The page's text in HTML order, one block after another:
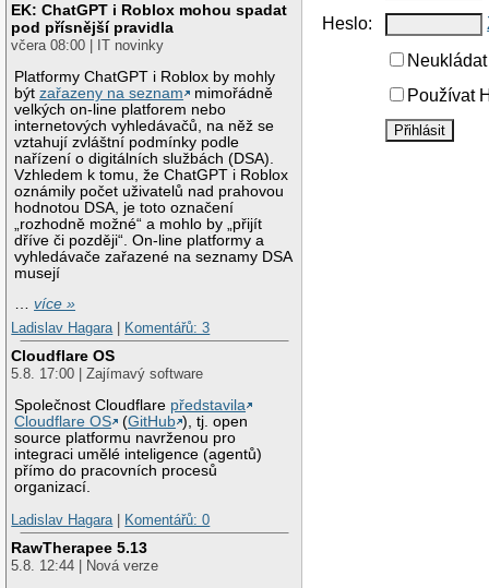
EK: ChatGPT i Roblox mohou spadat
pod přísnější pravidla
včera 08:00 | IT novinky
Platformy ChatGPT i Roblox by mohly
býtzařazeny na seznam
mimořádně
velkých on-line platforem nebo
internetových vyhledávačů, na něž se
vztahují zvláštní podmínky podle
nařízení o digitálních službách (DSA).
Vzhledem k tomu, že ChatGPT i Roblox
oznámily počet uživatelů nad prahovou
hodnotou DSA, je toto označení
„rozhodně možné“ a mohlo by „přijít
dříve či později“. On-line platformy a
vyhledávače zařazené na seznamy DSA
musejí
…více »
Ladislav Hagara
Komentářů: 3
Cloudflare OS
5.8. 17:00 | Zajímavý software
Společnost Cloudflare představila
Cloudflare OS
(GitHub ), tj. open
source platformu navrženou pro
integraci umělé inteligence (agentů)
přímo do pracovních procesů
organizací.
Ladislav Hagara
Komentářů: 0
RawTherapee 5.13
5.8. 12:44 | Nová verze
Heslo:
Používat